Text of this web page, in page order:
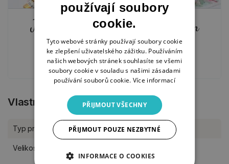
Jak pracovat s rýžovým papírem
18. 1. 2024
Vlastnosti produktu
Typ produktu Rýžový papír
Velikost
používají soubory
cookie.
Tyto webové stránky používají soubory cookie
ke zlepšení uživatelského zážitku. Používáním
našich webových stránek souhlasíte se všemi
soubory cookie v souladu s našimi zásadami
používání souborů cookie. Více informací
PŘIJMOUT VŠECHNY
PŘIJMOUT POUZE NEZBYTNÉ
INFORMACE O COOKIES